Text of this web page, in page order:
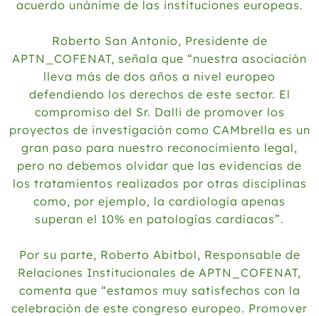
acuerdo unánime de las instituciones europeas.
Roberto San Antonio, Presidente de
APTN_COFENAT, señala que “nuestra asociación
lleva más de dos años a nivel europeo
defendiendo los derechos de este sector. El
compromiso del Sr. Dalli de promover los
proyectos de investigación como CAMbrella es un
gran paso para nuestro reconocimiento legal,
pero no debemos olvidar que las evidencias de
los tratamientos realizados por otras disciplinas
como, por ejemplo, la cardiología apenas
superan el 10% en patologías cardíacas”.
Por su parte, Roberto Abitbol, Responsable de
Relaciones Institucionales de APTN_COFENAT,
comenta que “estamos muy satisfechos con la
celebración de este congreso europeo. Promover